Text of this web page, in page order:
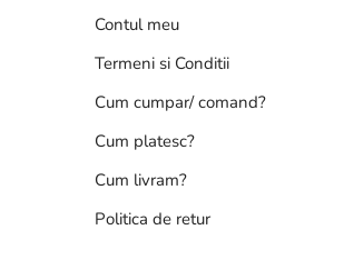
Contul meu
Termeni si Conditii
Cum cumpar/ comand?
Cum platesc?
Cum livram?
Politica de retur